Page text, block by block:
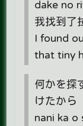
dake no
我找到了
I found
that tiny
何かを探
けたから
nani ka o